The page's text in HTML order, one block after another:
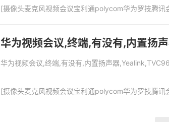
[摄像头麦克风视频会议宝利通polycom华为罗技腾讯
华为视频会议,终端,有没有,内置
华为视频会议,终端,有没有,内置扬声器
[摄像头麦克风视频会议宝利通polycom华为罗技腾讯